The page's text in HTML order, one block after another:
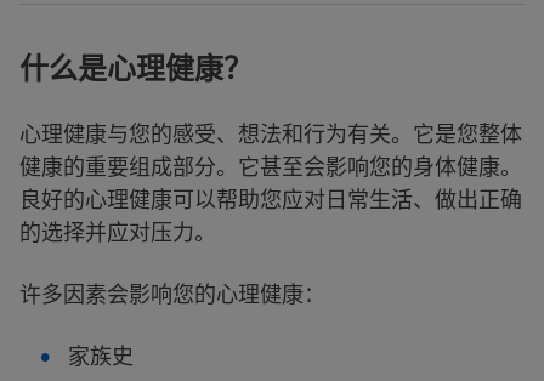
什么是心理健康？
心理健康与您的感受、想法和行为有关。它是您整体
健康的重要组成部分。它甚至会影响您的身体健康。
良好的心理健康可以帮助您应对日常生活、做出正确
的选择并应对压力。
许多因素会影响您的心理健康：
家族史